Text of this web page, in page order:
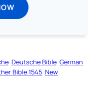
Deutsche Bible German
Bible 1545 New